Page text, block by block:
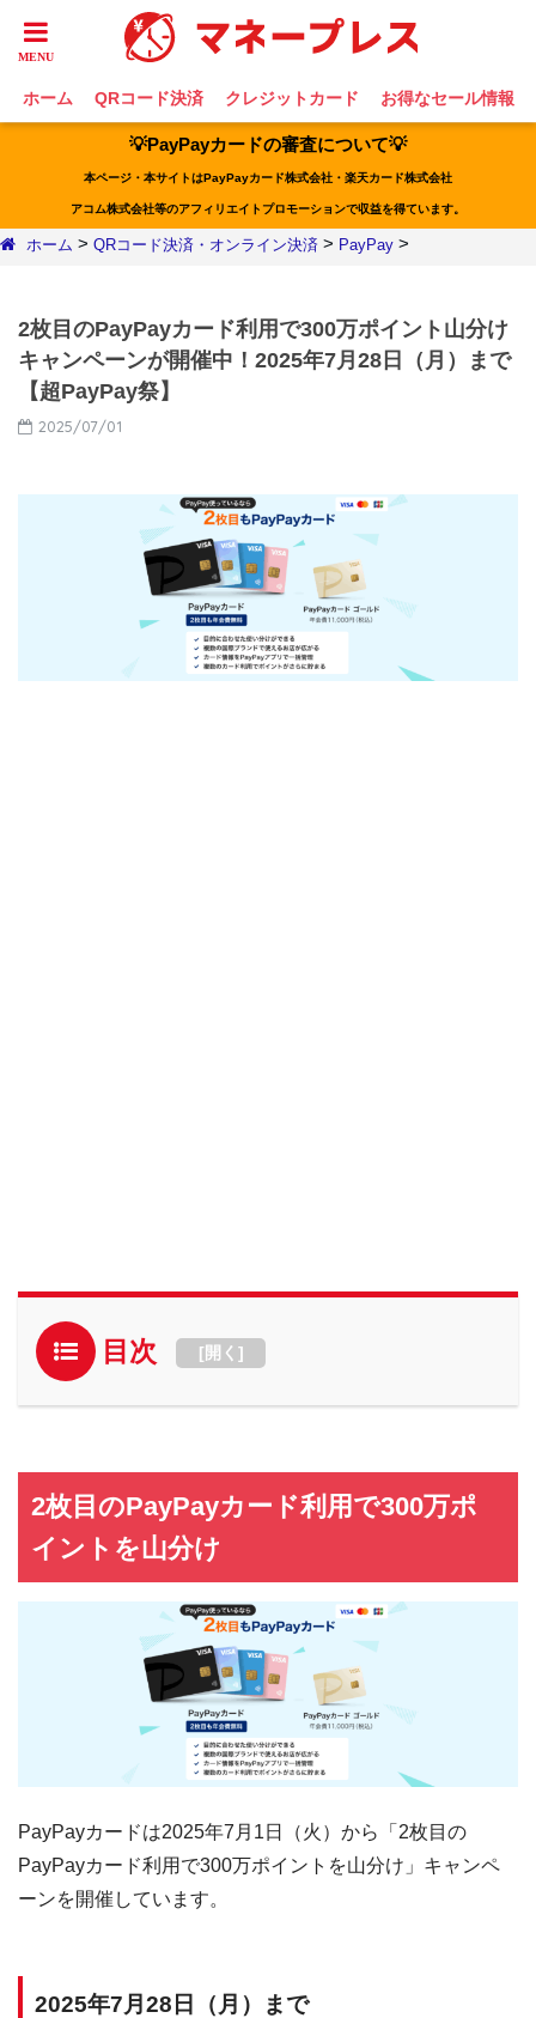
ホーム QRコード決済 クレジットカード お得なセール情報
💡PayPayカードの審査について💡
本ページ・本サイトはPayPayカード株式会社・楽天カード株式会社
アコム株式会社等のアフィリエイトプロモーションで収益を得ています。
ホーム > QRコード決済・オンライン決済 > PayPay >
2枚目のPayPayカード利用で300万ポイント山分け
キャンペーンが開催中！2025年7月28日（月）まで
【超PayPay祭】
2025/07/01
目次 [開く ]
2枚目のPayPayカード利用で300万ポ
イントを山分け
PayPayカードは2025年7月1日（火）から「2枚目の
PayPayカード利用で300万ポイントを山分け」キャンペ
ーンを開催しています。
2025年7月28日（月）まで